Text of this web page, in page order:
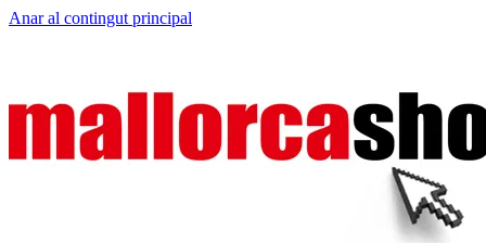
Anar al contingut principal